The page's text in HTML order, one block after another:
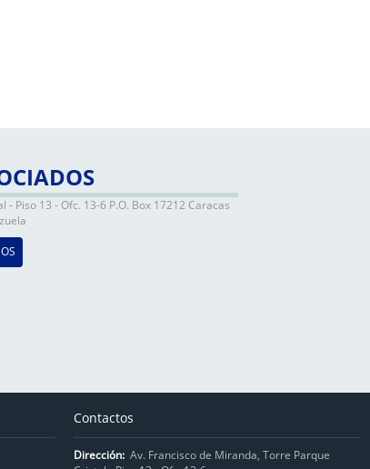
Piso 13 - Ofc. 13-6 P.O. Box 17212 Caracas
Contactos
Dirección: Av. Francisco de Miranda, Torre Parque